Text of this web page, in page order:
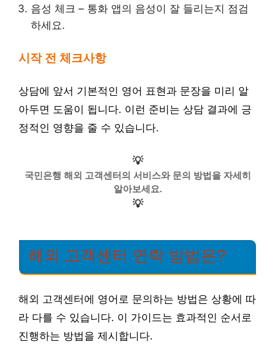
음성 체크 – 통화 앱의 음성이 잘 들리는지 점검
하세요.
시작 전 체크사항
상담에 앞서 기본적인 영어 표현과 문장을 미리 알
아두면 도움이 됩니다. 이런 준비는 상담 결과에 긍
정적인 영향을 줄 수 있습니다.
💡
국민은행 해외 고객센터의 서비스와 문의 방법을 자세히
알아보세요.
💡
해외 고객센터 연락 방법은?
해외 고객센터에 영어로 문의하는 방법은 상황에 따
라 다를 수 있습니다. 이 가이드는 효과적인 순서로
진행하는 방법을 제시합니다.